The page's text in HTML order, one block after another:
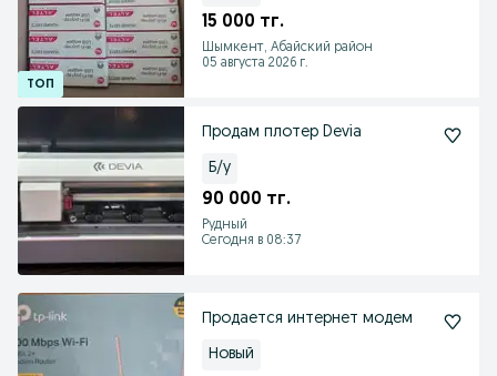
15 000 тг.
Шымкент, Абайский район
05 августа 2026 г.
Продам плотер Devia
Б/у
90 000 тг.
Рудный
Сегодня в 08:37
Продается интернет модем
Новый